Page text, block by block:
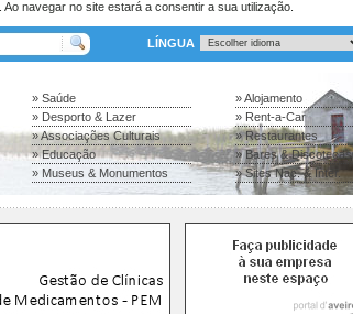
. Ao navegar no site estará a consentir a sua utilização.
LÍNGUA
» Saúde
» Desporto & Lazer
» Associações Culturais
» Educação
» Museus & Monumentos
» Alojamento
» Rent-a-Car
» Restaurantes
» Bares & Discotecas
» Sites Nac. & Inter.